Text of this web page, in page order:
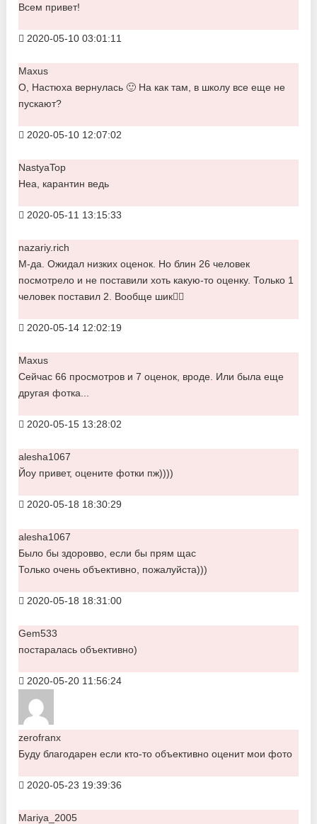
Всем привет!
2020-05-10 03:01:11
Maxus
О, Настюха вернулась 🙂 На как там, в школу все еще не
пускают?
2020-05-10 12:07:02
NastyaTop
Неа, карантин ведь
2020-05-11 13:15:33
nazariy.rich
М-да. Ожидал низких оценок. Но блин 26 человек
посмотрело и не поставили хоть какую-то оценку. Только 1
человек поставил 2. Вообще шик👍🏾
2020-05-14 12:02:19
Maxus
Сейчас 66 просмотров и 7 оценок, вроде. Или была еще
другая фотка...
2020-05-15 13:28:02
alesha1067
Йоу привет, оцените фотки пж))))
2020-05-18 18:30:29
alesha1067
Было бы здоровво, если бы прям щас
Только очень объективно, пожалуйста)))
2020-05-18 18:31:00
Gem533
постаралась объективно)
2020-05-20 11:56:24
zerofranx
Буду благодарен если кто-то объективно оценит мои фото
2020-05-23 19:39:36
Mariya_2005